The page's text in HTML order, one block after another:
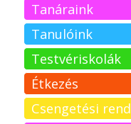
Tanárjelölteknek
Tanáraink
Tanulóink
Testvériskolák
Étkezés
Csengetési rend